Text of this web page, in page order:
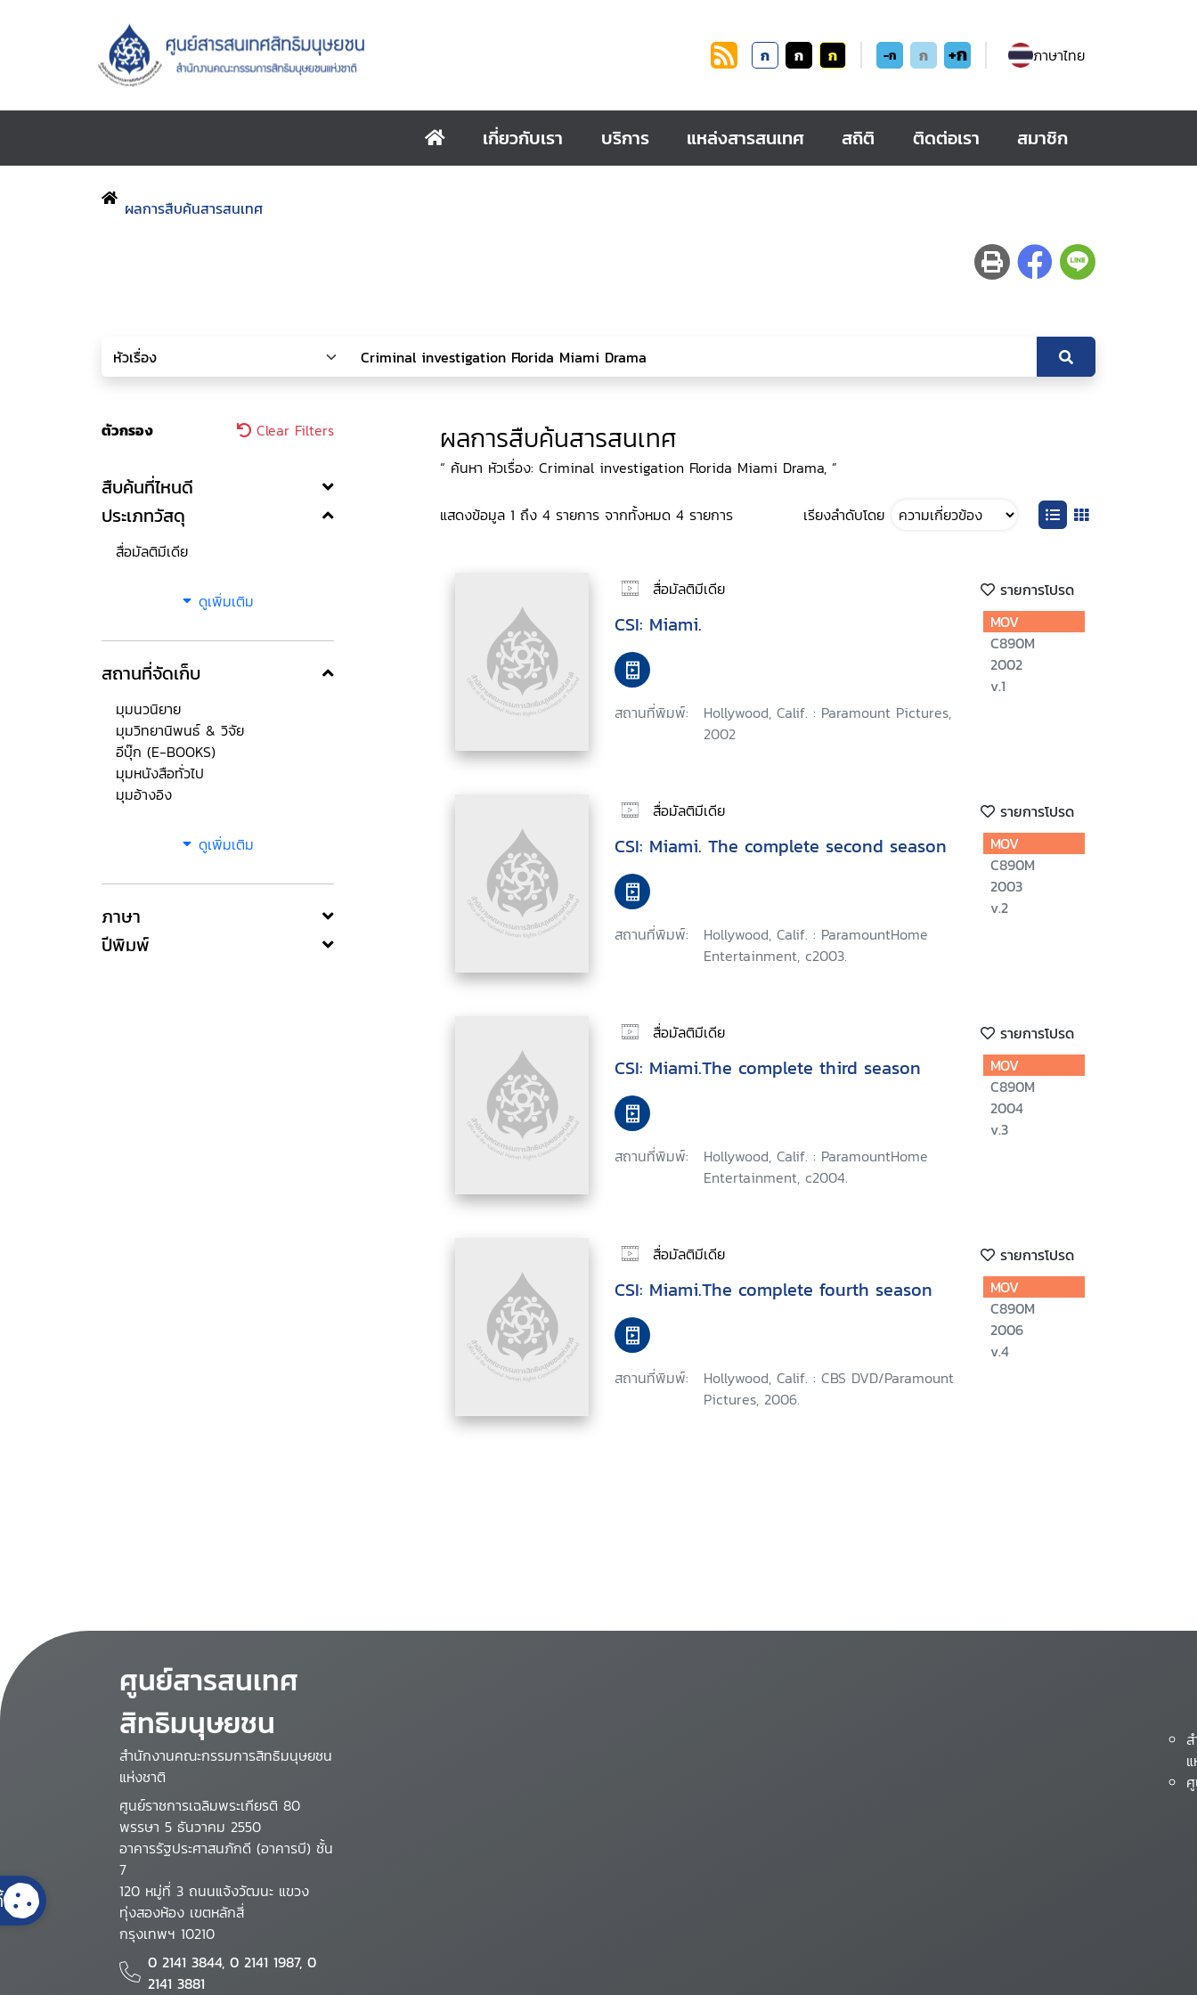
ก ก ก -ก ก +ก ภาษาไทย
เกี่ยวกับเรา บริการ แหล่งสารสนเทศ สถิติ ติดต่อเรา สมาชิก
ผลการสืบค้นสารสนเทศ
ตัวกรอง Clear Filters
สืบค้นที่ไหนดี
ประเภทวัสดุ
สื่อมัลติมีเดีย
ดูเพิ่มเติม
สถานที่จัดเก็บ
มุมนวนิยาย
มุมวิทยานิพนธ์ & วิจัย
อีบุ๊ก (E-BOOKS)
มุมหนังสือทั่วไป
มุมอ้างอิง
ดูเพิ่มเติม
ภาษา
ปีพิมพ์
ผลการสืบค้นสารสนเทศ
“ ค้นหา หัวเรื่อง: Criminal investigation Florida Miami Drama, ”
แสดงข้อมูล 1 ถึง 4 รายการ จากทั้งหมด 4 รายการ เรียงลำดับโดย
สื่อมัลติมีเดีย รายการโปรด
CSI: Miami.
สถานที่พิมพ์:
Hollywood, Calif. : Paramount Pictures,
2002
MOV
C890M
2002
v.1
สื่อมัลติมีเดีย รายการโปรด
CSI: Miami. The complete second season
สถานที่พิมพ์:
Hollywood, Calif. : ParamountHome
Entertainment, c2003.
MOV
C890M
2003
v.2
สื่อมัลติมีเดีย รายการโปรด
CSI: Miami.The complete third season
สถานที่พิมพ์:
Hollywood, Calif. : ParamountHome
Entertainment, c2004.
MOV
C890M
2004
v.3
สื่อมัลติมีเดีย รายการโปรด
CSI: Miami.The complete fourth season
สถานที่พิมพ์:
Hollywood, Calif. : CBS DVD/Paramount
Pictures, 2006.
MOV
C890M
2006
v.4
ศูนย์สารสนเทศ
สิทธิมนุษยชน
สำนักงานคณะกรรมการสิทธิมนุษยชน
แห่งชาติ
ศูนย์ราชการเฉลิมพระเกียรติ 80
พรรษา 5 ธันวาคม 2550
อาคารรัฐประศาสนภักดี (อาคารบี) ชั้น
7
120 หมู่ที่ 3 ถนนแจ้งวัฒนะ แขวง
ทุ่งสองห้อง เขตหลักสี่
กรุงเทพฯ 10210
0 2141 3844, 0 2141 1987, 0
2141 3881